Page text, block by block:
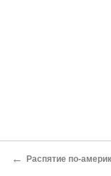
← Распятие по-